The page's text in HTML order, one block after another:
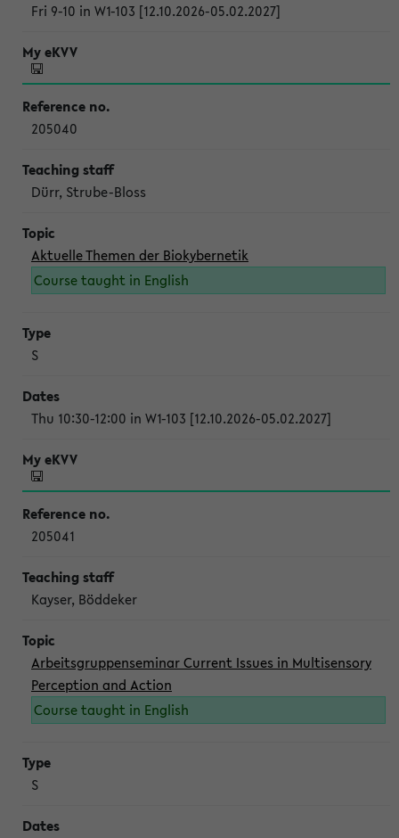
Fri 9-10 in W1-103 [12.10.2026-05.02.2027]
205040
Dürr, Strube-Bloss
Aktuelle Themen der Biokybernetik
Course taught in English
S
Thu 10:30-12:00 in W1-103 [12.10.2026-05.02.2027]
205041
Kayser, Böddeker
Arbeitsgruppenseminar Current Issues in Multisensory
Perception and Action
Course taught in English
S